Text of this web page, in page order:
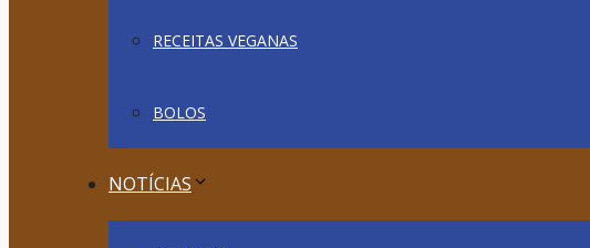
RECEITAS VEGANAS
BOLOS
NOTÍCIAS